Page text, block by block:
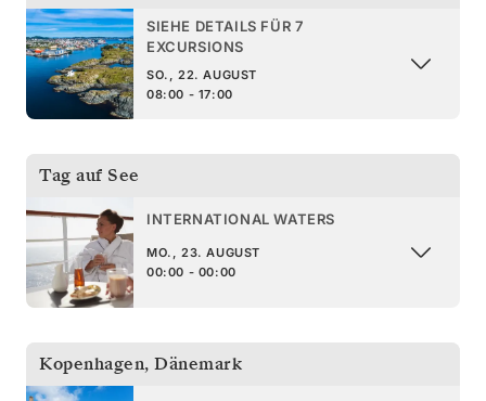
SIEHE DETAILS FÜR 7
EXCURSIONS
SO., 22. AUGUST
08:00 - 17:00
Tag auf See
INTERNATIONAL WATERS
MO., 23. AUGUST
00:00 - 00:00
Kopenhagen, Dänemark